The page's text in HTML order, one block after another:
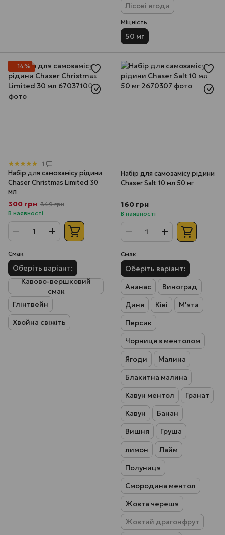
Лісові ягоди
Міцність
50 мг
−14%
1
Набір для самозамісу рідини
Chaser Christmas Limited 30
мл
300 грн 349 грн
В наявності
Смак
Оберіть варіант:
Кавово-вершковий
смак
Глінтвейн
Хвойна свіжіть
Набір для самозамісу рідини
Chaser Salt 10 мл 50 мг
160 грн
В наявності
Смак
Оберіть варіант:
Ананас
Виноград
Диня
Ківі
М'ята
Персик
Чорниця з ментолом
Ягоди
Малина
Блакитна малина
Кавун ментол
Гранат
Кавун
Банан
Вишня
Груша
лимон
Лайм
Полуниця
Смородина ментол
Жовта черешя
Жовтий драгонфрут